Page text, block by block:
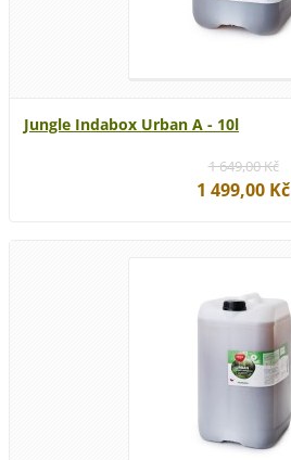
Jungle Indabox Urban A - 10l
1 649,00 Kč
1 499,00 Kč